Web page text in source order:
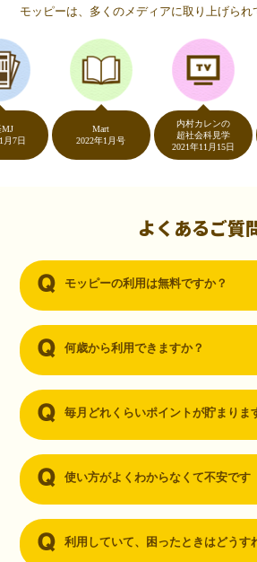
（20代・女性）
友達に勧められてモッピーをはじめました。
い物をすることが多いのですが、モッピーを
のポイントとモッピーのポイントが二重で貯
リ…！いつものネットショッピングをモッピ
ントが貯まるなんて…もっと早く教えてほし
ントはギフト券に交換して、プチ贅沢を楽し
（30代・男性）
ーを知りました。クレジットカードを発行す
るならと無料登録して、クレジットカードの
モッピーは、多くのメディアに取り上げられ
2022年1月号
内村カレンの
超社会科見学
2021年11月15日
よくあるご質
モッピーの利用は無料ですか？
何歳から利用できますか？
毎月どれくらいポイントが貯まりま
使い方がよくわからなくて不安です
利用していて、困ったときはどうす